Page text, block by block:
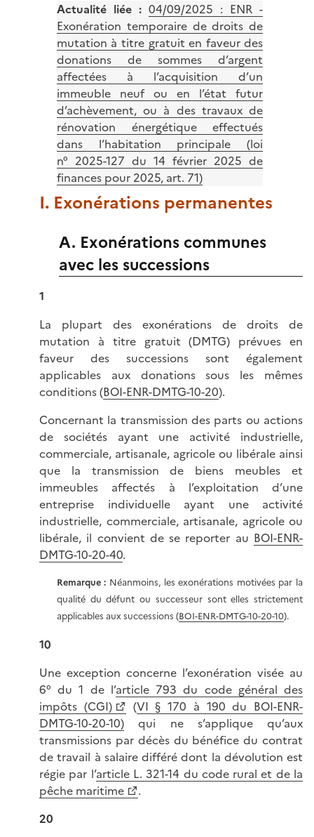
Actualité liée : 04/09/2025 : ENR -
Exonération temporaire de droits de
mutation à titre gratuit en faveur des
donations de sommes d’argent
affectées à l’acquisition d’un
immeuble neuf ou en l’état futur
d’achèvement, ou à des travaux de
rénovation énergétique effectués
dans l’habitation principale (loi
n° 2025-127 du 14 février 2025 de
finances pour 2025, art. 71)
I. Exonérations permanentes
A. Exonérations communes
avec les successions
1
La plupart des exonérations de droits de
mutation à titre gratuit (DMTG) prévues en
faveur des successions sont également
applicables aux donations sous les mêmes
conditions (BOI-ENR-DMTG-10-20).
Concernant la transmission des parts ou actions
de sociétés ayant une activité industrielle,
commerciale, artisanale, agricole ou libérale ainsi
que la transmission de biens meubles et
immeubles affectés à l’exploitation d’une
entreprise individuelle ayant une activité
industrielle, commerciale, artisanale, agricole ou
libérale, il convient de se reporter au BOI-ENR-
DMTG-10-20-40.
Remarque : Néanmoins, les exonérations motivées par la
qualité du défunt ou successeur sont elles strictement
applicables aux successions (BOI-ENR-DMTG-10-20-10).
10
Une exception concerne l’exonération visée au
6° du 1 de l’article 793 du code général des
impôts (CGI)
(VI § 170 à 190 du BOI-ENR-
DMTG-10-20-10) qui ne s’applique qu’aux
transmissions par décès du bénéfice du contrat
de travail à salaire différé dont la dévolution est
régie par l’article L. 321-14 du code rural et de la
pêche maritime
.
20